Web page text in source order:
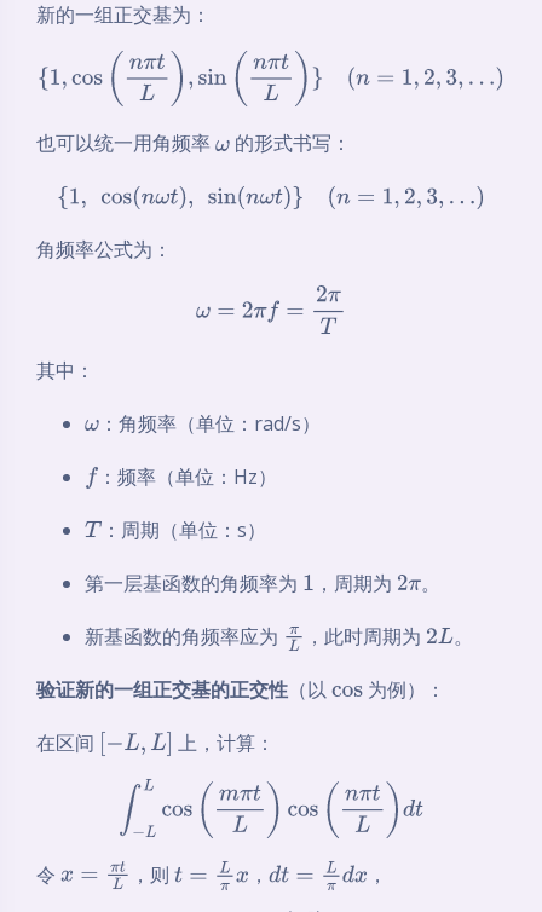
新的一组正交基为：
{1,cos (n πtL) sin(nπ L)} =1, 2,3 …
也可以统一用角频率ω 的形式书写：
{1,cos(n ωt),sin(nωt n=1,2 3,…)
角频率公式为：
ω =2πf= 2π T
其中：
ω ：角频率（单位：rad/s）
f ：频率（单位：Hz）
T ：周期（单位：s）
第一层基函数的角频率为 1 ，周期为 2π。
新基函数的角频率应为 πL ，此时周期为 2L 。
验证新的一组正交基的正交性 （以 cos为例）：
在区间 −L,L] 上，计算：
cos(mπt L nπ tL)d
令 x= πt L ，则t=Lπ x ， dt=Lπ dx ，